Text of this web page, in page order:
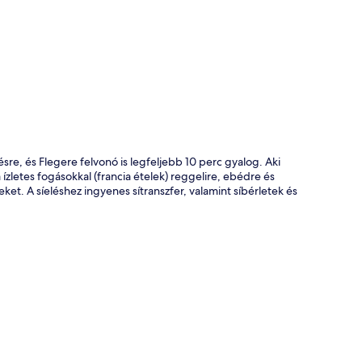
és Flegere felvonó is legfeljebb 10 perc gyalog. Aki
fogásokkal (francia ételek) reggelire, ebédre és
A síeléshez ingyenes sítranszfer, valamint síbérletek és